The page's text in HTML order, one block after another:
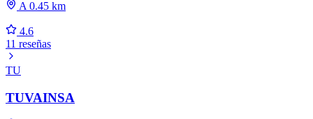
A 0.45 km
4.6
11 reseñas
TU
TUVAINSA